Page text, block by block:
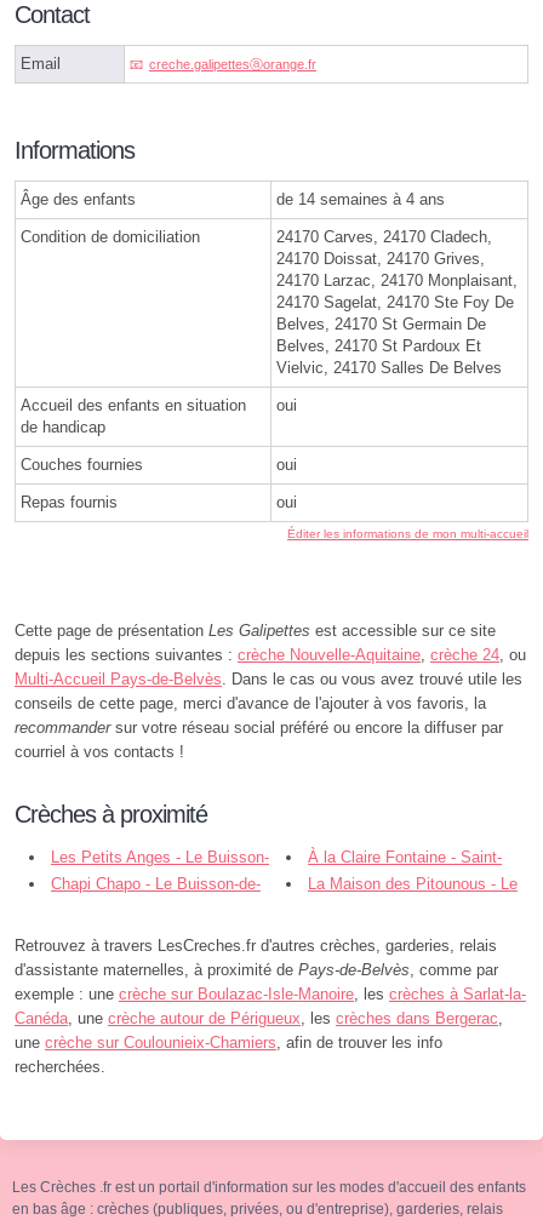
Contact
Email creche.galipettesⓐorange.fr
Informations
Âge des enfants de 14 semaines à 4 ans
Condition de domiciliation
24170 Carves, 24170 Cladech,
24170 Doissat, 24170 Grives,
24170 Larzac, 24170 Monplaisant,
24170 Sagelat, 24170 Ste Foy De
Belves, 24170 St Germain De
Belves, 24170 St Pardoux Et
Vielvic, 24170 Salles De Belves
Accueil des enfants en situation
de handicap
oui
Couches fournies oui
Repas fournis oui
Éditer les informations de mon multi-accueil
Cette page de présentation Les Galipettes est accessible sur ce site
depuis les sections suivantes : crèche Nouvelle-Aquitaine, crèche 24, ou
Multi-Accueil Pays-de-Belvès. Dans le cas ou vous avez trouvé utile les
conseils de cette page, merci d'avance de l'ajouter à vos favoris, la
recommandersur votre réseau social préféré ou encore la diffuser par
courriel à vos contacts !
Crèches à proximité
Les Petits Anges - Le Buisson-
de-Cadouin
À la Claire Fontaine - Saint-
Cyprien
Chapi Chapo - Le Buisson-de-
La Maison des Pitounous - Le
Retrouvez à travers LesCreches.fr d'autres crèches, garderies, relais
d'assistante maternelles, à proximité de Pays-de-Belvès, comme par
exemple : une crèche sur Boulazac-Isle-Manoire, les crèches à Sarlat-la-
Canéda, une crèche autour de Périgueux, les crèches dans Bergerac,
une crèche sur Coulounieix-Chamiers, afin de trouver les info
recherchées.
Les Crèches .fr est un portail d'information sur les modes d'accueil des enfants
en bas âge : crèches (publiques, privées, ou d'entreprise), garderies, relais